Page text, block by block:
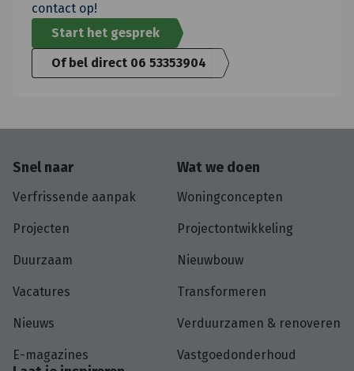
contact op!
Start het gesprek
Of bel direct 06 53353904
Snel naar
Verfrissende aanpak
Projecten
Duurzaam
Vacatures
Nieuws
E-magazines
Wat we doen
Woningconcepten
Projectontwikkeling
Nieuwbouw
Transformeren
Verduurzamen & renoveren
Vastgoedonderhoud